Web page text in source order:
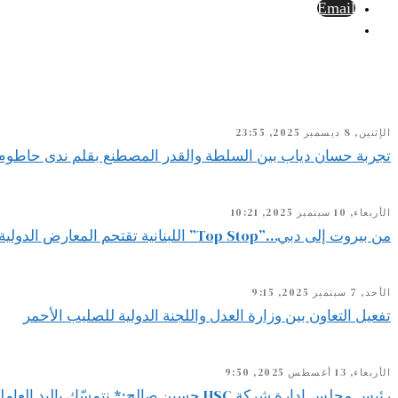
Email
الإثنين, 8 ديسمبر 2025, 23:55
تجربة حسان دياب بين السلطة والقدر المصطنع بقلم ندى
الأربعاء, 10 سبتمبر 2025, 10:21
من بيروت إلى دبي…”Top Stop” اللبنانية تقتحم المعارض الدولية
الأحد, 7 سبتمبر 2025, 9:15
تفعيل التعاون بين وزارة العدل واللجنة الدولية للصليب الأحمر
الأربعاء, 13 أغسطس 2025, 9:50